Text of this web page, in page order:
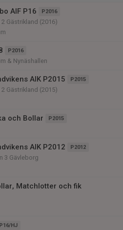
AIF P16 P2016
Gästrikland (2016)
P2016
& Nynäshallen
AIK P2015 P2015
Gästrikland (2015)
och Bollar P2015
AIK P2012 P2012
3 Gävleborg
Matchlotter och fik
P16/HJ